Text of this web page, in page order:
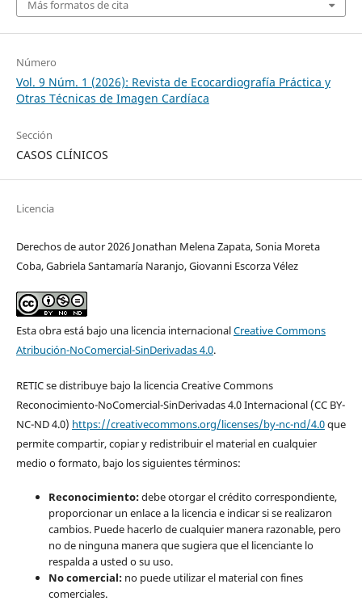
Más formatos de cita
Número
Vol. 9 Núm. 1 (2026): Revista de Ecocardiografía Práctica y
Otras Técnicas de Imagen Cardíaca
Sección
CASOS CLÍNICOS
Licencia
Derechos de autor 2026 Jonathan Melena Zapata, Sonia Moreta
Coba, Gabriela Santamaría Naranjo, Giovanni Escorza Vélez
Esta obra está bajo una licencia internacionalCreative Commons
Atribución-NoComercial-SinDerivadas 4.0.
RETIC se distribuye bajo la licencia Creative Commons
Reconocimiento-NoComercial-SinDerivadas 4.0 Internacional (CC BY-
NC-ND 4.0) https://creativecommons.org/licenses/by-nc-nd/4.0que
permite compartir, copiar y redistribuir el material en cualquier
medio o formato, bajo los siguientes términos:
Reconocimiento:debe otorgar el crédito correspondiente,
proporcionar un enlace a la licencia e indicar si se realizaron
cambios. Puede hacerlo de cualquier manera razonable, pero
no de ninguna manera que sugiera que el licenciante lo
respalda a usted o su uso.
No comercial:no puede utilizar el material con fines
comerciales.